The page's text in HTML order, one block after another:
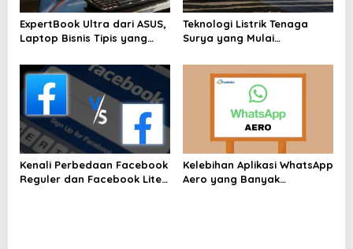
ExpertBook Ultra dari ASUS,
Laptop Bisnis Tipis yang
Teknologi Listrik Tenaga
Surya yang Mulai
Kenali Perbedaan Facebook
Reguler dan Facebook Lite
Kelebihan Aplikasi WhatsApp
Aero yang Banyak